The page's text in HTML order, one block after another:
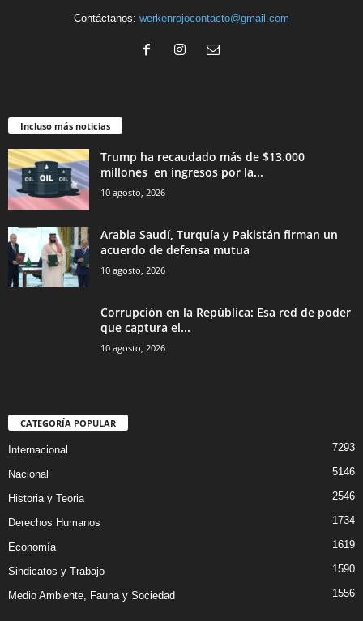
Contáctanos: werkenrojocontacto@gmail.com
Incluso más noticias
Trump ha recaudado más de $13.000
millones en ingresos por la...
10 agosto, 2026
Arabia Saudí, Turquía y Pakistán firman un
acuerdo de defensa mutua
10 agosto, 2026
Corrupción en la República: Esa red de poder
que captura el...
10 agosto, 2026
CATEGORÍA POPULAR
Internacional 7293
Nacional 5146
Historia y Teoria 2546
Derechos Humanos 1734
Economía 1619
Sindicatos y Trabajo 1590
Medio Ambiente, Fauna y Sociedad 1556